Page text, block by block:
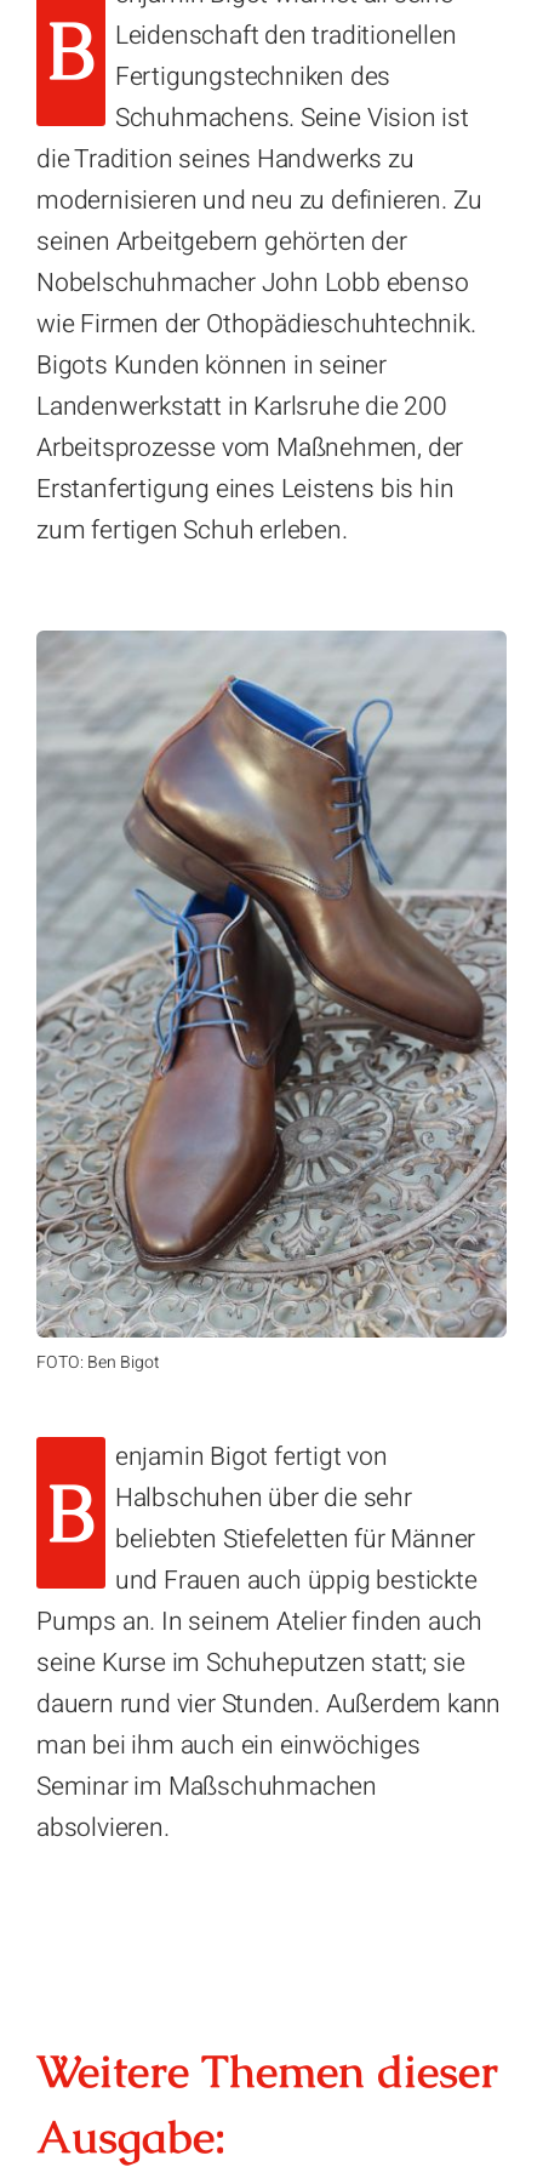
B Leidenschaft den traditionellen
Fertigungstechniken des
Schuhmachens. Seine Vision ist
die Tradition seines Handwerks zu
modernisieren und neu zu definieren. Zu
seinen Arbeitgebern gehörten der
Nobelschuhmacher John Lobb ebenso
wie Firmen der Othopädieschuhtechnik.
Bigots Kunden können in seiner
Landenwerkstatt in Karlsruhe die 200
Arbeitsprozesse vom Maßnehmen, der
Erstanfertigung eines Leistens bis hin
zum fertigen Schuh erleben.
FOTO: Ben Bigot
B
enjamin Bigot fertigt von
Halbschuhen über die sehr
beliebten Stiefeletten für Männer
und Frauen auch üppig bestickte
Pumps an. In seinem Atelier finden auch
seine Kurse im Schuheputzen statt; sie
dauern rund vier Stunden. Außerdem kann
man bei ihm auch ein einwöchiges
Seminar im Maßschuhmachen
absolvieren.
Weitere Themen dieser
Ausgabe: